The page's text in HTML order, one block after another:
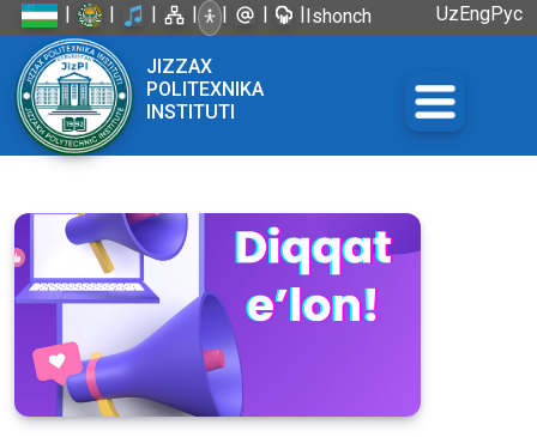
| | | | | | |Ishonch
UzEngРус
JIZZAX
POLITEXNIKA
INSTITUTI